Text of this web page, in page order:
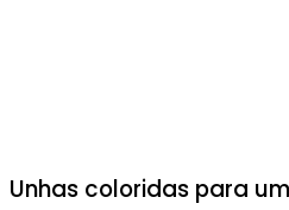
Unhas coloridas para